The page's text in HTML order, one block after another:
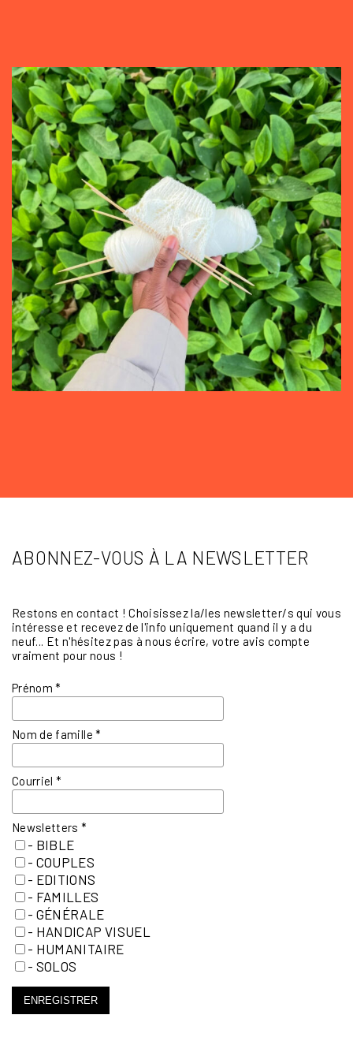
ABONNEZ-VOUS À LA NEWSLETTER
Restons en contact ! Choisissez la/les newsletter/s qui vous
intéresse et recevez de l'info uniquement quand il y a du
neuf... Et n'hésitez pas à nous écrire, votre avis compte
vraiment pour nous !
Prénom*
Nom de famille*
Courriel*
Newsletters*
- BIBLE
- COUPLES
- EDITIONS
- FAMILLES
- GÉNÉRALE
- HANDICAP VISUEL
- HUMANITAIRE
- SOLOS
ENREGISTRER